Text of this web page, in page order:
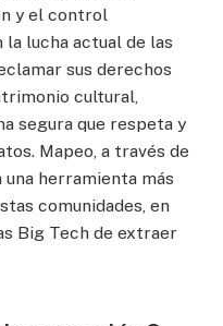
y el control
lucha actual de las
sus derechos
cultural,
segura que respeta y
Mapeo, a través de
herramienta más
comunidades, en
Big Tech de extraer